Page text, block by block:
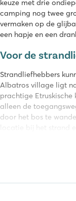
keuze met drie
camping nog twee
vermaken op de
een hapje en een
Voor de
Strandliefhebbers
Albatros village ligt
prachtige Etruskische
alleen de
door het bos te
locatie bij het strand
Vermaak voor